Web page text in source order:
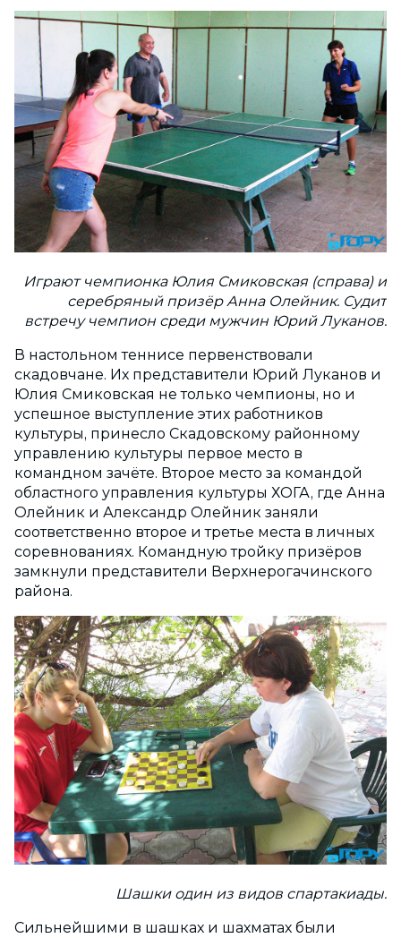
Играют чемпионка Юлия Смиковская (справа) и
серебряный призёр Анна Олейник. Судит
встречу чемпион среди мужчин Юрий Луканов.
В настольном теннисе первенствовали
скадовчане. Их представители Юрий Луканов и
Юлия Смиковская не только чемпионы, но и
успешное выступление этих работников
культуры, принесло Скадовскому районному
управлению культуры первое место в
командном зачёте. Второе место за командой
областного управления культуры ХОГА, где Анна
Олейник и Александр Олейник заняли
соответственно второе и третье места в личных
соревнованиях. Командную тройку призёров
замкнули представители Верхнерогачинского
района.
Шашки один из видов спартакиады.
Сильнейшими в шашках и шахматах были